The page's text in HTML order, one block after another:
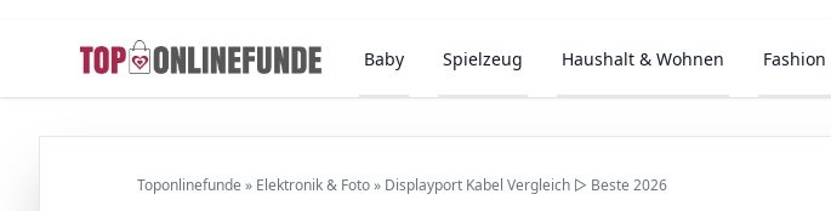
Baby Spielzeug Haushalt & Wohnen Fashion
Toponlinefunde » Elektronik & Foto» Displayport Kabel Vergleich ▷ Beste 2026